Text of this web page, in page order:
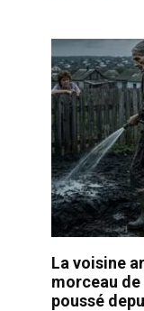
La voisine
morceau de
poussé